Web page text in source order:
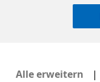
Alle erweitern |